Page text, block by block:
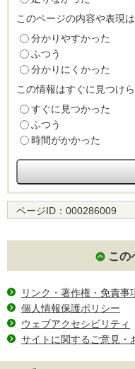
このページの内容や表現
分かりやすかった
ふつう
分かりにくかった
この情報はすぐに見つけ
すぐに見つかった
ふつう
時間がかかった
ページID： 000286009
この
リンク・著作権・免責事
個人情報保護ポリシー
ウェブアクセシビリティ
サイトに関するご意見・